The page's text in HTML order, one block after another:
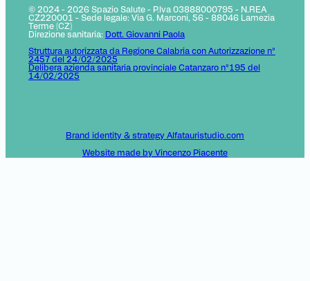
© 2024 - 2026 Spazio Salute - P.Iva 03888000795 - N.REA
CZ220001 - Sede legale: Via G. Marconi, 56 - 88046 Lamezia
Terme (CZ)
Direzione sanitaria: Dott. Giovanni Paola
Struttura autorizzata da Regione Calabria con Autorizzazione n°
2457 del 24/02/2025
Delibera azienda sanitaria provinciale Catanzaro n°195 del
14/02/2025
Brand identity & strategy Alfatauristudio.com
Website made by Vincenzo Piacente